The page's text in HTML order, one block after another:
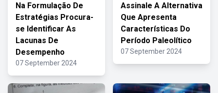
Na Formulação De
Estratégias Procura-
se Identificar As
Lacunas De
Desempenho
07 September 2024
Assinale A Alternativa
Que Apresenta
Características Do
Período Paleolítico
07 September 2024